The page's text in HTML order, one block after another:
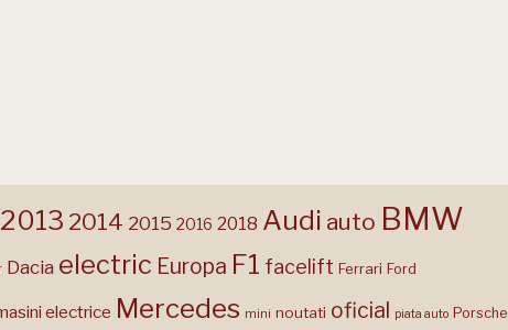
2013 2014 2015 2016 2018 Audi auto BMW
Dacia electric Europa F1 facelift Ferrari Ford
electrice Mercedes mini noutati oficial piata auto Porsche